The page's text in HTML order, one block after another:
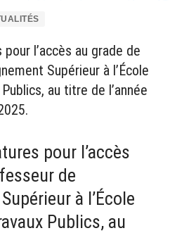
l’accès au grade de
Supérieur à l’École
au titre de l’année
pour l’accès
de
à l’École
Publics, au